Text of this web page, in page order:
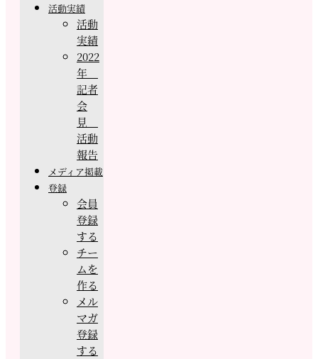
活動実績
活動
実績
2022
年
記者
会
見
活動
報告
メディア掲載
登録
会員
登録
する
チー
ムを
作る
メル
マガ
登録
する